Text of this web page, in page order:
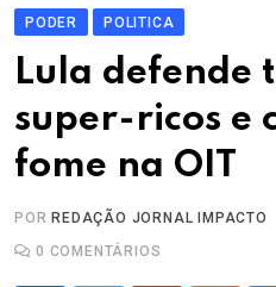
PODER POLITICA
Lula defende
super-ricos e
fome na OIT
POR REDAÇÃO JORNAL IMPACTO
0 COMENTÁRIOS